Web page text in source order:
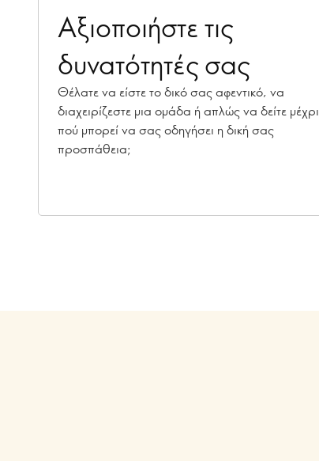
Αξιοποιήστε τις
δυνατότητές σας
Θέλατε να είστε το δικό σας αφεντικό, να
διαχειρίζεστε μια ομάδα ή απλώς να δείτε μέχρι
πού μπορεί να σας οδηγήσει η δική σας
προσπάθεια;